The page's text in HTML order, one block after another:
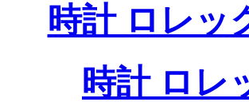
時計 ロレッ
時計 ロレ